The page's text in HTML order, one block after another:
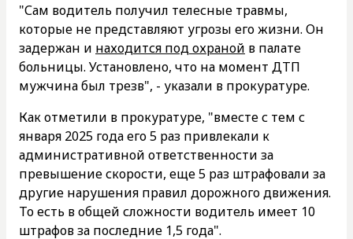
"Сам водитель получил телесные травмы,
которые не представляют угрозы его жизни. Он
задержан и находится под охраной в палате
больницы. Установлено, что на момент ДТП
мужчина был трезв", - указали в прокуратуре.
Как отметили в прокуратуре, "вместе с тем с
января 2025 года его 5 раз привлекали к
административной ответственности за
превышение скорости, еще 5 раз штрафовали за
другие нарушения правил дорожного движения.
То есть в общей сложности водитель имеет 10
штрафов за последние 1,5 года".